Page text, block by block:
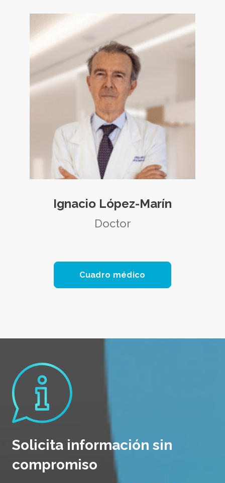
Ignacio López-Marín
Doctor
Cuadro médico
Solicita información sin
compromiso